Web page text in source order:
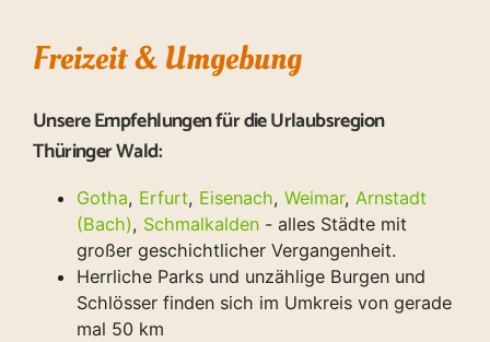
Freizeit & Umgebung
Unsere Empfehlungen für die Urlaubsregion
Thüringer Wald:
Gotha, Erfurt, Eisenach, Weimar, Arnstadt
(Bach), Schmalkalden - alles Städte mit
großer geschichtlicher Vergangenheit.
Herrliche Parks und unzählige Burgen und
Schlösser finden sich im Umkreis von gerade
mal 50 km